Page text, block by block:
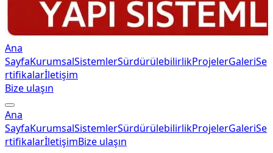
Ana
SayfaKurumsalSistemlerSürdürülebilirlikProjelerGaleriSe
rtifikalarİletişim
Bize ulaşın
Ana
SayfaKurumsalSistemlerSürdürülebilirlikProjelerGaleriSe
rtifikalarİletişimBize ulaşın